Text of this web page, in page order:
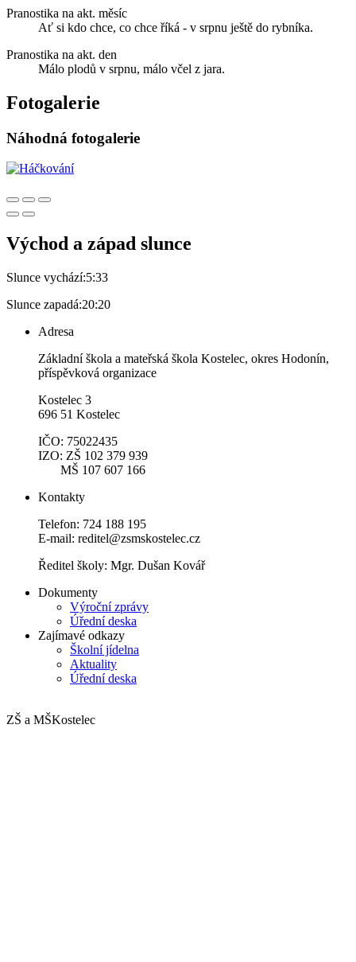
Pranostika na akt. měsíc
Ať si kdo chce, co chce říká - v srpnu ještě do rybníka.
Pranostika na akt. den
Málo plodů v srpnu, málo včel z jara.
Fotogalerie
Náhodná fotogalerie
Východ a západ slunce
Slunce vychází:5:33
Slunce zapadá:20:20
Adresa
Základní škola a mateřská škola Kostelec, okres Hodonín,
příspěvková organizace
Kostelec 3
696 51 Kostelec
IČO: 75022435
IZO: ZŠ 102 379 939
MŠ 107 607 166
Kontakty
Telefon: 724 188 195
E-mail: reditel@zsmskostelec.cz
Ředitel školy: Mgr. Dušan Kovář
Dokumenty
Výroční zprávy
Úřední deska
Zajímavé odkazy
Školní jídelna
Aktuality
Úřední deska
ZŠ a MŠKostelec